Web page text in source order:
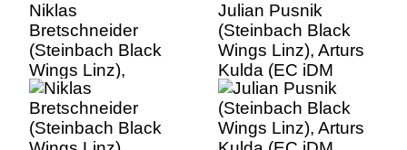
Niklas
Bretschneider
(Steinbach Black
Wings Linz),
Maximilian Rebernig
(EC iDM
Wärmepumpen
Julian Pusnik
(Steinbach Black
Wings Linz), Arturs
Kulda (EC iDM
Wärmepumpen
VSV), Steinbach
Black Wings Linz vs